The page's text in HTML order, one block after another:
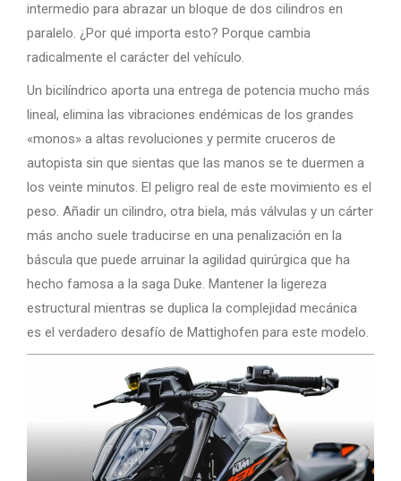
intermedio para abrazar un bloque de dos cilindros en
paralelo. ¿Por qué importa esto? Porque cambia
radicalmente el carácter del vehículo.
Un bicilíndrico aporta una entrega de potencia mucho más
lineal, elimina las vibraciones endémicas de los grandes
«monos» a altas revoluciones y permite cruceros de
autopista sin que sientas que las manos se te duermen a
los veinte minutos. El peligro real de este movimiento es el
peso. Añadir un cilindro, otra biela, más válvulas y un cárter
más ancho suele traducirse en una penalización en la
báscula que puede arruinar la agilidad quirúrgica que ha
hecho famosa a la saga Duke. Mantener la ligereza
estructural mientras se duplica la complejidad mecánica
es el verdadero desafío de Mattighofen para este modelo.